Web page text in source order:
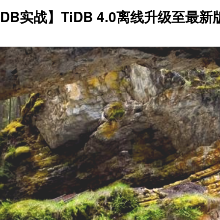
实战】TiDB 4.0离线升级至最新